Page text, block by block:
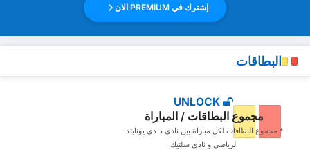
إشترك في PREMIUM الان
البطاقات
UNLOCK
مجموع البطاقات / المباراة
* مجموع البطاقات ‏لكل مباراة بين نادي دندي يونايتد
الرياضي و نادي سلتيك